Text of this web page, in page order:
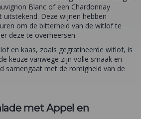
Blanc of een Chardonnay
Deze wijnen hebben
om de bitterheid van de witlof te
deze te overheersen.
en kaas, zoals gegratineerde witlof, is
keuze vanwege zijn volle smaak en
samengaat met de romigheid van de
met Appel en